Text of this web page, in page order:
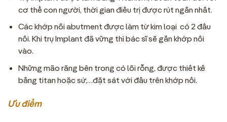
cơ thể con người, thời gian điều trị được rút ngắn nhất.
Các khớp nối abutment được làm từ kim loại có 2 đầu
nối. Khi trụ Implant đã vững thì bác sĩ sẽ gắn khớp nối
vào.
Những mão răng bên trong có lõi rỗng, được thiết kế
bằng titan hoặc sứ,…đặt sát với đầu trên khớp nối.
Ưu điểm